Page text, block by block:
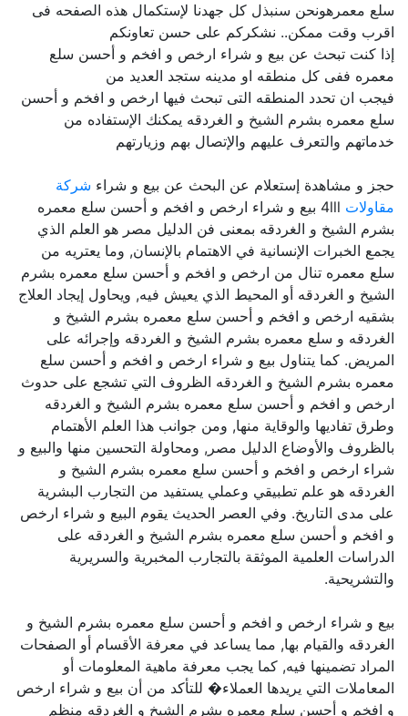
سلع معمرهونحن سنبذل كل جهدنا لإستكمال هذه الصفحه فى
اقرب وقت ممكن.. نشكركم على حسن تعاونكم
إذا كنت تبحث عن بيع و شراء ارخص و افخم و أحسن سلع
معمره ففى كل منطقه او مدينه ستجد العديد من
فيجب ان تحدد المنطقه التى تبحث فيها ارخص و افخم و أحسن
سلع معمره بشرم الشيخ و الغردقه يمكنك الإستفاده من
خدماتهم والتعرف عليهم والإتصال بهم وزيارتهم
حجز و مشاهدة إستعلام عن البحث عن بيع و شراءشركة
مقاولات
4lll بيع و شراء ارخص و افخم و أحسن سلع معمره
بشرم الشيخ و الغردقه بمعنى فن الدليل مصر هو العلم الذي
يجمع الخبرات الإنسانية في الاهتمام بالإنسان, وما يعتريه من
سلع معمره تنال من ارخص و افخم و أحسن سلع معمره بشرم
الشيخ و الغردقه أو المحيط الذي يعيش فيه, ويحاول إيجاد العلاج
بشقيه ارخص و افخم و أحسن سلع معمره بشرم الشيخ و
الغردقه و سلع معمره بشرم الشيخ و الغردقه وإجرائه على
المريض. كما يتناول بيع و شراء ارخص و افخم و أحسن سلع
معمره بشرم الشيخ و الغردقه الظروف التي تشجع على حدوث
ارخص و افخم و أحسن سلع معمره بشرم الشيخ و الغردقه
وطرق تفاديها والوقاية منها, ومن جوانب هذا العلم الأهتمام
بالظروف والأوضاع الدليل مصر, ومحاولة التحسين منها والبيع و
شراء ارخص و افخم و أحسن سلع معمره بشرم الشيخ و
الغردقه هو علم تطبيقي وعملي يستفيد من التجارب البشرية
على مدى التاريخ. وفي العصر الحديث يقوم البيع و شراء ارخص
و افخم و أحسن سلع معمره بشرم الشيخ و الغردقه على
الدراسات العلمية الموثقة بالتجارب المخبرية والسريرية
والتشريحية.
بيع و شراء ارخص و افخم و أحسن سلع معمره بشرم الشيخ و
الغردقه والقيام بها, مما يساعد في معرفة الأقسام أو الصفحات
المراد تضمينها فيه, كما يجب معرفة ماهية المعلومات أو
المعاملات التي يريدها العملاء� للتأكد من أن بيع و شراء ارخص
و افخم و أحسن سلع معمره بشرم الشيخ و الغردقه منظم